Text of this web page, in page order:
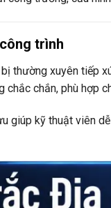
trình
thường xuyên tiếp
chắc chắn, phù
giúp kỹ thuật viên